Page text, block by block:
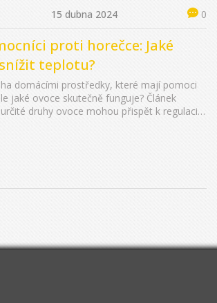
15 dubna 2024 0
proti horečce: Jaké
teplotu?
domácími prostředky, které mají pomoci
jaké ovoce skutečně funguje? Článek
druhy ovoce mohou přispět k regulaci
když se potřebujete rychle ochladit a jaké